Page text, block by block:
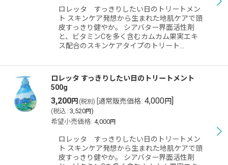
ロレッタ すっきりしたい日のトリートメン
ト スキンケア発想から生まれた地肌ケアで頭
皮すっきり健やか。 シアバター界面活性剤
と、ビタミンCを多く含むカムカム果実エキ
ス配合のスキンケアタイプのトリート…
ロレッタ すっきりしたい日のトリートメント
500g
3,200円 (税別) 通常販売価格: 4,000円]
(税込 : 3,520円)
希望小売価格: 4,000円
ロレッタ すっきりしたい日のトリートメン
ト スキンケア発想から生まれた地肌ケアで頭
皮すっきり健やか。 シアバター界面活性剤